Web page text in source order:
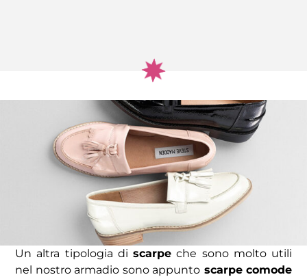
Un altra tipologia di scarpe che sono molto utili
nel nostro armadio sono appunto scarpe comode